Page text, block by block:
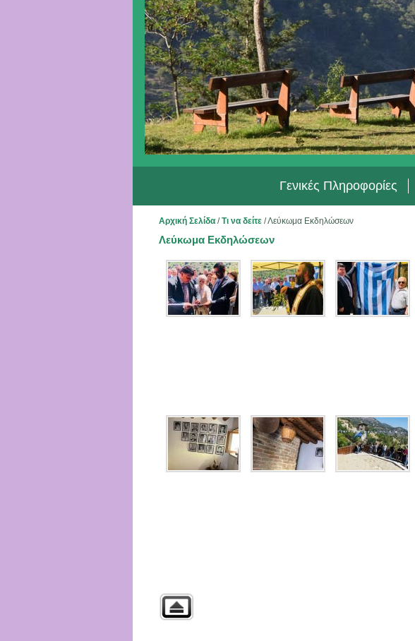
Γενικές Πληροφορίες
Αρχική Σελίδα/Τι να δείτε/Λεύκωμα Εκδηλώσεων
Λεύκωμα Εκδηλώσεων